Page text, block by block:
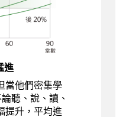
進
當他們密集學
聽、說、讀、
提升，平均進